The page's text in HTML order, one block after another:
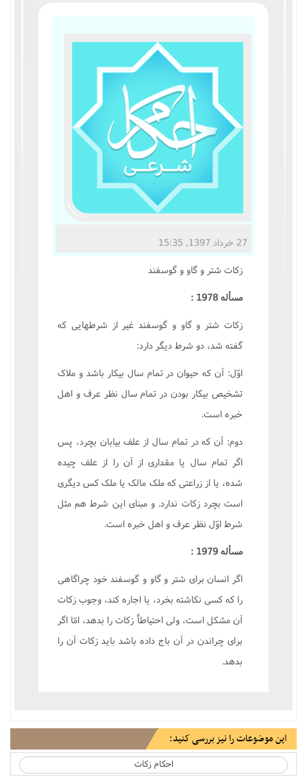
27 خرداد 1397, 15:35
زکات شتر و گاو و گوسفند
مسأله 1978 :
زکات شتر و گاو و گوسفند غير از شرطهايى که
گفته شد، دو شرط ديگر دارد:
اوّل: آن که حيوان در تمام سال بيکار باشد و ملاک
تشخيص بيکار بودن در تمام سال نظر عرف و اهل
خبره است.
دوم: آن که در تمام سال از علف بيابان بچرد، پس
اگر تمام سال يا مقدارى از آن را از علف چيده
شده، يا از زراعتى که ملک مالک يا ملک کس ديگرى
است بچرد زکات ندارد. و مبناى اين شرط هم مثل
شرط اوّل نظر عرف و اهل خبره است.
مسأله 1979 :
اگر انسان براى شتر و گاو و گوسفند خود چراگاهى
را که کسى نکاشته بخرد، يا اجاره کند، وجوب زکات
آن مشکل است، ولى احتياطاً زکات را بدهد، امّا اگر
براى چراندن در آن باج داده باشد بايد زکات آن را
بدهد.
این موضوعات را نیز بررسی کنید:
احکام زکات